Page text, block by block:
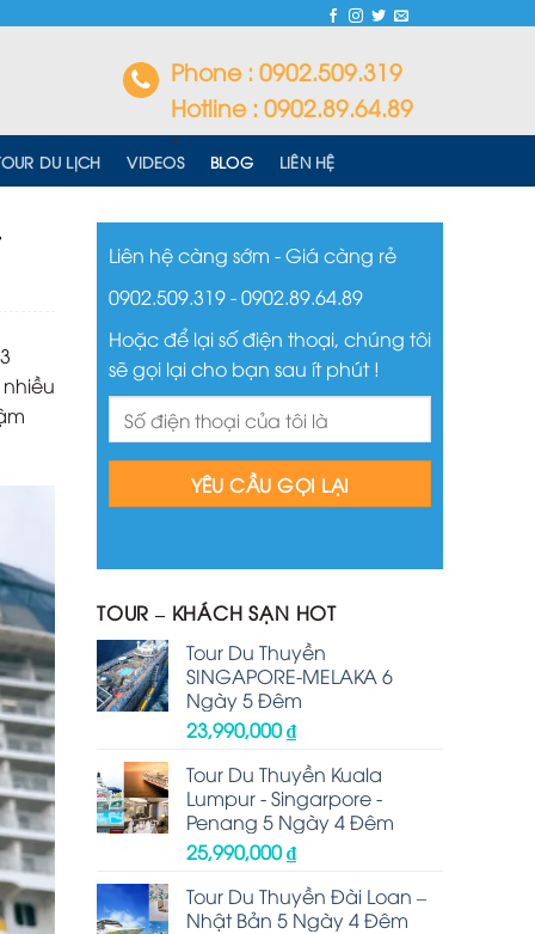
Phone : 0902.509.319
Hotline : 0902.89.64.89
<
DU LỊCH VIDEOS BLOG LIÊN HỆ
Liên hệ càng sớm - Giá càng rẻ
0902.509.319 - 0902.89.64.89
Hoặc để lại số điện thoại, chúng tôi
sẽ gọi lại cho bạn sau ít phút !
TOUR – KHÁCH SẠN HOT
Tour Du Thuyền
SINGAPORE-MELAKA 6
Ngày 5 Đêm
23,990,000₫
Tour Du Thuyền Kuala
Lumpur - Singarpore -
Penang 5 Ngày 4 Đêm
25,990,000₫
Tour Du Thuyền Đài Loan –
Nhật Bản 5 Ngày 4 Đêm